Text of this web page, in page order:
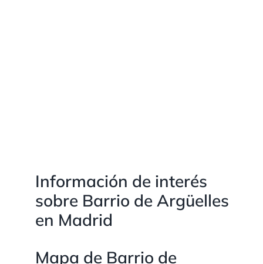
Información de interés
sobre Barrio de Argüelles
en Madrid
Mapa de Barrio de